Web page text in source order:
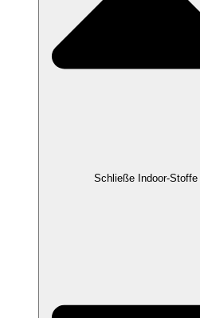
Schließe Indoor-Stoffe